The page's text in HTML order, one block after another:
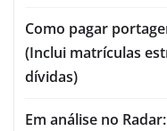
Como pagar
(Inclui matrículas
dívidas)
Em análise no